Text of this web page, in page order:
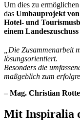
Um dies zu
das Umbauprojekt
Hotel- und
einem
„Die Zusammenarbeit
lösungsorientiert.
Besonders die
maßgeblich zum
– Mag. Christian
Mit Inspiralia